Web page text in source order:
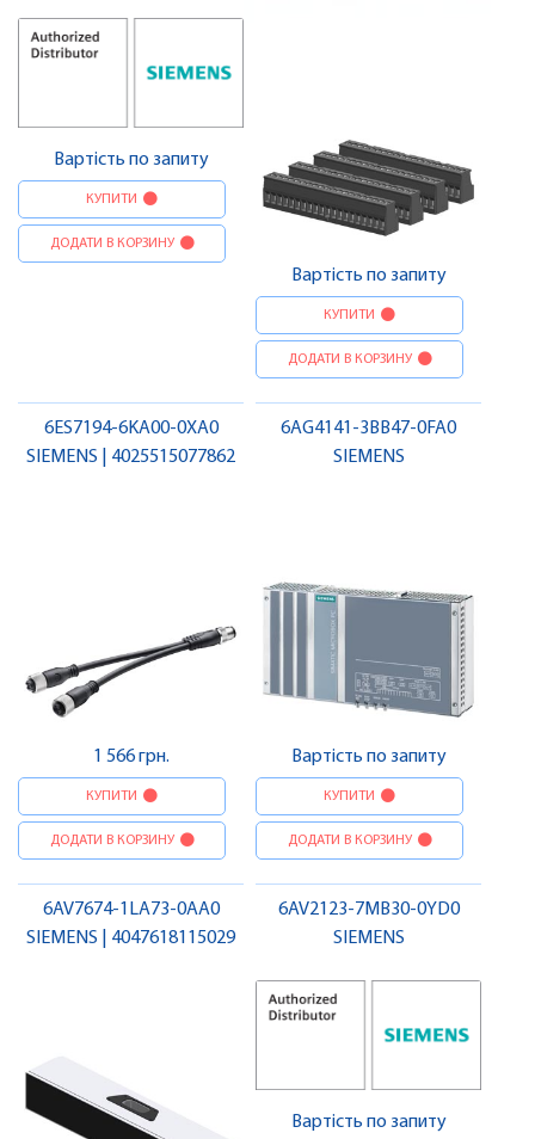
Вартість по запиту
КУПИТИ
ДОДАТИ В КОРЗИНУ
Вартість по запиту
КУПИТИ
ДОДАТИ В КОРЗИНУ
6ES7194-6KA00-0XA0
SIEMENS | 4025515077862
1 566 грн.
КУПИТИ
ДОДАТИ В КОРЗИНУ
6AG4141-3BB47-0FA0
SIEMENS
Вартість по запиту
КУПИТИ
ДОДАТИ В КОРЗИНУ
6AV7674-1LA73-0AA0
SIEMENS | 4047618115029
6AV2123-7MB30-0YD0
SIEMENS
Вартість по запиту